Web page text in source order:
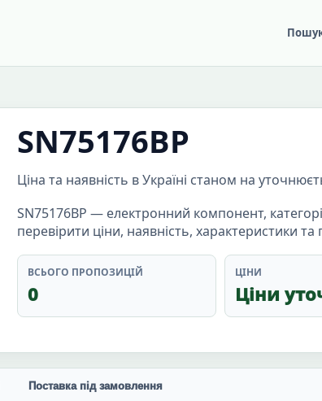
SN75176BP
Ціна та наявність в Україні станом на
SN75176BP — електронний компонент,
перевірити ціни, наявність, характеристики та
ВСЬОГО ПРОПОЗИЦІЙ
0
ЦІНИ
Ціни
Поставка під замовлення